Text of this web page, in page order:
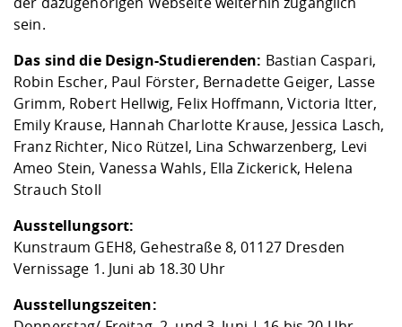
sein.
Das sind die Design-Studierenden: Bastian Caspari,
Robin Escher, Paul Förster, Bernadette Geiger, Lasse
Grimm, Robert Hellwig, Felix Hoffmann, Victoria Itter,
Emily Krause, Hannah Charlotte Krause, Jessica Lasch,
Franz Richter, Nico Rützel, Lina Schwarzenberg, Levi
Ameo Stein, Vanessa Wahls, Ella Zickerick, Helena
Strauch Stoll
Ausstellungsort:
Kunstraum GEH8, Gehestraße 8, 01127 Dresden
Vernissage 1. Juni ab 18.30 Uhr
Ausstellungszeiten: